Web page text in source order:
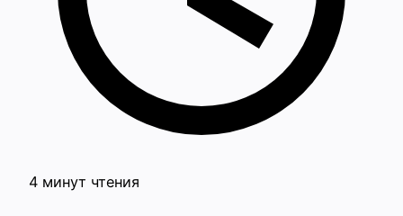
4 минут чтения